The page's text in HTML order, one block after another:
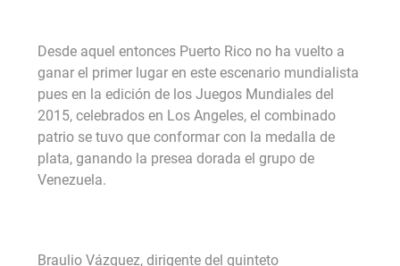
Desde aquel entonces Puerto Rico no ha vuelto a
ganar el primer lugar en este escenario mundialista
pues en la edición de los Juegos Mundiales del
2015, celebrados en Los Angeles, el combinado
patrio se tuvo que conformar con la medalla de
plata, ganando la presea dorada el grupo de
Venezuela.
Braulio Vázquez, dirigente del quinteto